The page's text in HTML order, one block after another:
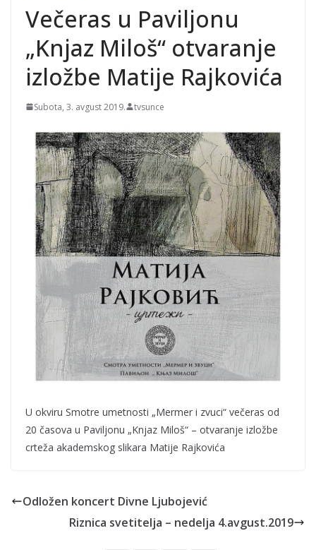
Večeras u Paviljonu
„Knjaz Miloš“ otvaranje
izložbe Matije Rajkovića
Subota, 3. avgust 2019. tvsunce
U okviru Smotre umetnosti „Mermer i zvuci“ večeras od
20 časova u Paviljonu „Knjaz Miloš“ – otvaranje izložbe
crteža akademskog slikara Matije Rajkovića
Odložen koncert Divne Ljubojević
Riznica svetitelja – nedelja 4.avgust.2019